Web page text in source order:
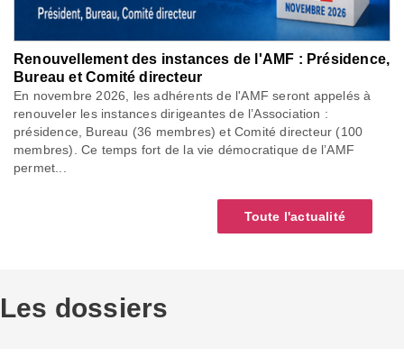
Renouvellement des instances de l'AMF : Présidence,
Bureau et Comité directeur
En novembre 2026, les adhérents de l'AMF seront appelés à
renouveler les instances dirigeantes de l’Association :
présidence, Bureau (36 membres) et Comité directeur (100
membres). Ce temps fort de la vie démocratique de l’AMF
permet...
Toute l'actualité
Les dossiers